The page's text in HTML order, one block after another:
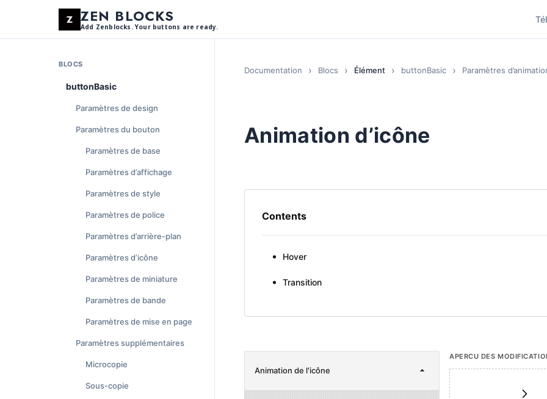
ZEN BLOCKS
Add Zenblocks. Your buttons are ready.
BLOCS
buttonBasic
Paramètres de design
Paramètres du bouton
Paramètres de base
Paramètres d’affichage
Paramètres de style
Paramètres de police
Paramètres d’arrière-plan
Paramètres d’icône
Paramètres de miniature
Paramètres de bande
Paramètres de mise en page
Paramètres supplémentaires
Microcopie
Sous-copie
Documentation Blocs Élément buttonBasic Paramètres
Animation d’icône
Contents
Hover
Transition
Animation de l'icône
APERCU DES